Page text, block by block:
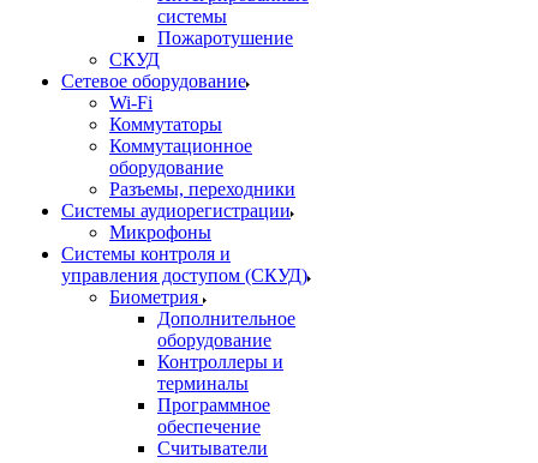
системы
Пожаротушение
СКУД
Сетевое оборудование
Wi-Fi
Коммутаторы
Коммутационное
оборудование
Разъемы, переходники
Системы аудиорегистрации
Микрофоны
Системы контроля и
управления доступом (СКУД)
Биометрия
Дополнительное
оборудование
Контроллеры и
терминалы
Программное
обеспечение
Считыватели